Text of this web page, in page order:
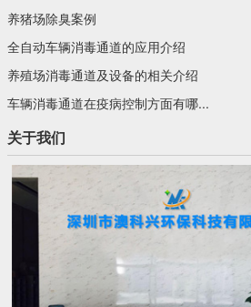
养猪场除臭案例
全自动车辆消毒通道的应用介绍
养殖场消毒通道及设备的相关介绍
车辆消毒通道在疫病控制方面有哪...
关于我们